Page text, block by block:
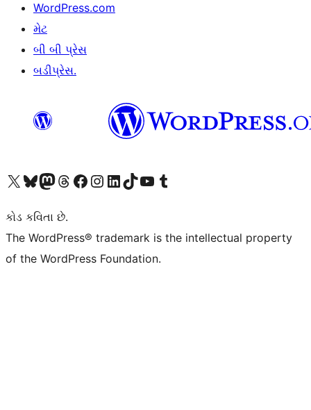
WordPress.com
મેટ
બી બી પ્રેસ
બડીપ્રેસ.
અમારા X (અગાઉ ટ્વિટર) એકાઉન્ટની મુલાકાત લોઅમારા Bluesky એકાઉન્ટની મુલાકાત લોઅમારા માસ્ટોડોન એકાઉન્ટની મુલાકાત લોઅમારા Threads એકાઉન્ટની મુલાકાત લો અમારા ફેસબુક પેજની મુલાકાત લોઅમારા ઇન્સ્ટાગ્રામ એકાઉન્ટની મુલાકાત લો અમારા LinkedIn એકાઉન્ટની મુલાકાત લોઅમારા TikTok એકાઉન્ટની મુલાકાત લોઅમારી YouTube ચેનલની મુલાકાત લો અમારા Tumblr એકાઉન્ટની મુલાકાત લો
કોડ કવિતા છે.
The WordPress® trademark is the intellectual property
of the WordPress Foundation.